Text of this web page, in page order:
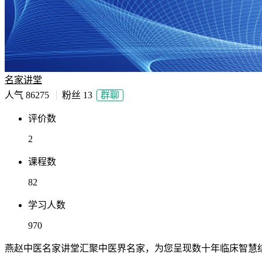
名家讲堂
人气 86275 粉丝 13 群聊
评价数
2
课程数
82
学习人数
970
燕赵中医名家讲堂汇聚中医界名家，为您呈现数十年临床智慧